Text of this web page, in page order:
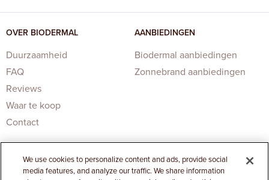
OVER BIODERMAL
Duurzaamheid
FAQ
Reviews
Waar te koop
Contact
AANBIEDINGEN
Biodermal aanbiedingen
Zonnebrand aanbiedingen
We use cookies to personalize content and ads, provide social
media features, and analyze our traffic. We share information